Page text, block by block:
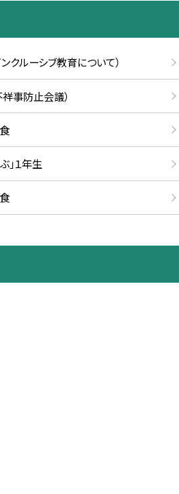
ルーシブ教育について）
事防止会議）
」１年生